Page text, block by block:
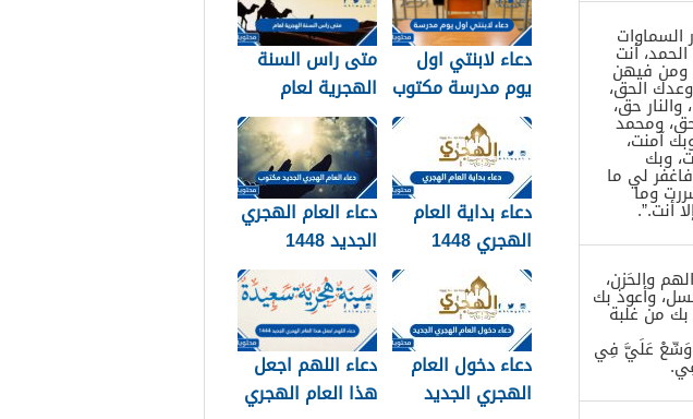
السماوات
أنت
ومن فيهن
الحق،
حق،
ومحمد
آمنت،
وبك
لي ما
وما
أنت.”.
والحَزن،
وأعوذ بك
بك من غلبة
عَلَيَّ فِي
دعاء لابنتي اول
يوم مدرسة مكتوب
وبالصور 2026
متى راس السنة
الهجرية لعام
2026
دعاء بداية العام
الهجري 1448
مكتوب وبالصور
2026
دعاء العام الهجري
الجديد 1448
مكتوب
دعاء دخول العام
الهجري الجديد
دعاء اللهم اجعل
هذا العام الهجري